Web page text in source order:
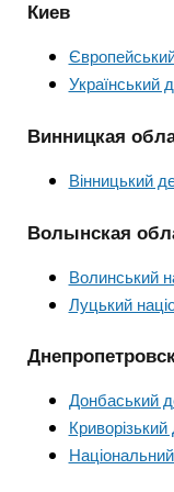
n
s
.
i
n
f
o
и
к
д
Киев
Український
Винницкая
Вінницький
Волынская
Волинський
Луцький
Донбаський